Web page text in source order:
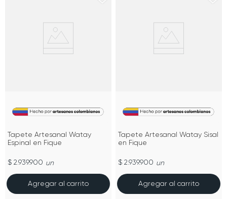
Tapete Artesanal Watay
Espinal en Fique
$ 2.939.900 un
Agregar al carrito
Tapete Artesanal Watay Sisal
en Fique
$ 2.939.900 un
Agregar al carrito